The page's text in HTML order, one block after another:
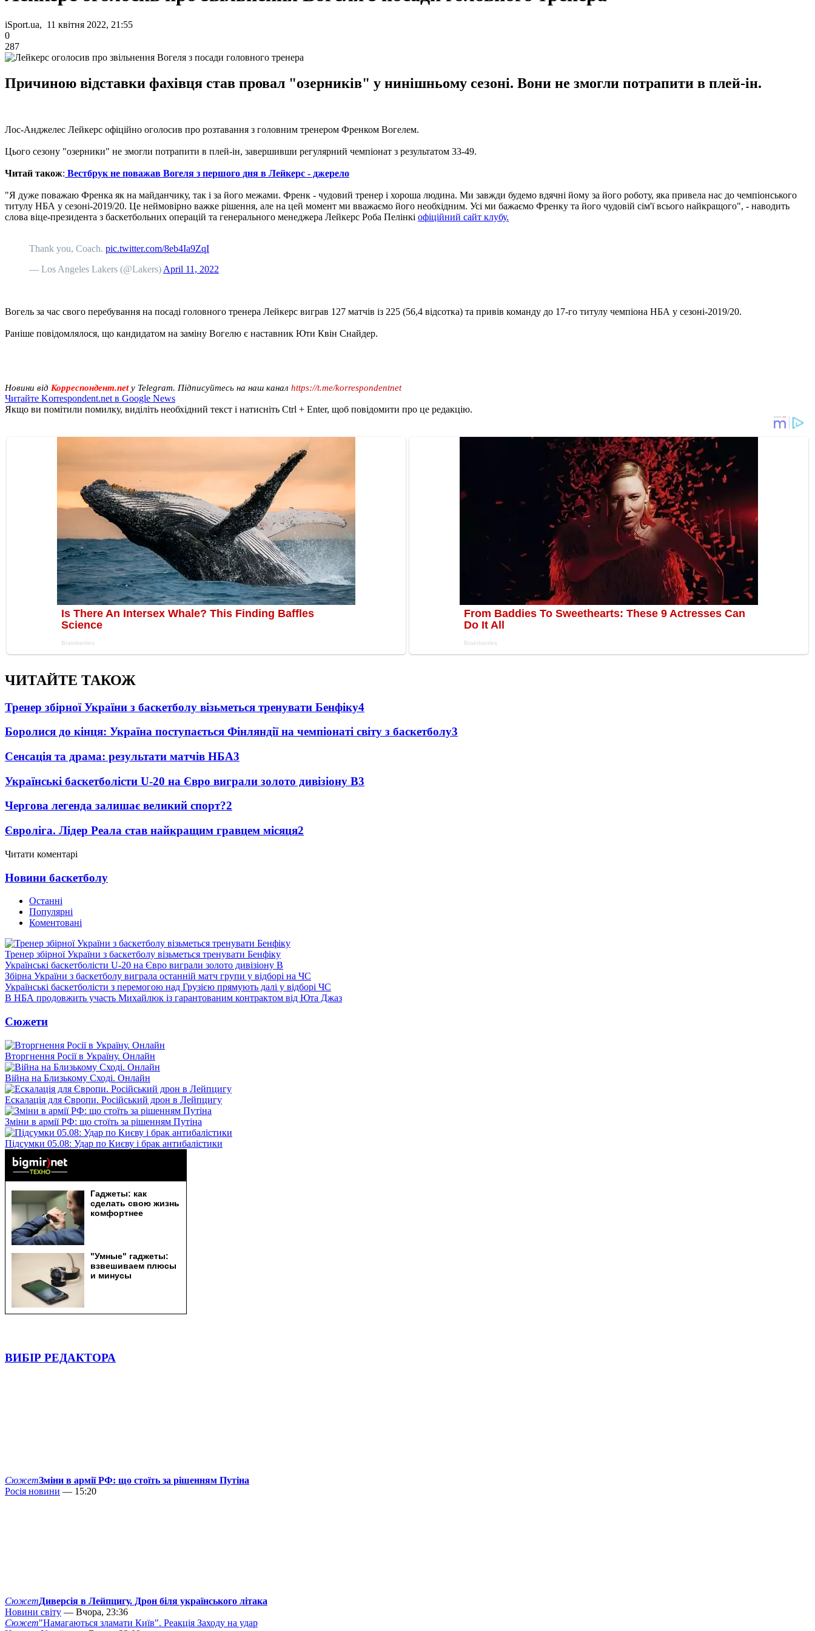
iSport.ua, 11 квітня 2022, 21:55
0
287
Причиною відставки фахівця став провал "озерників" у нинішньому сезоні. Вони не змогли потрапити в плей-ін.
Лос-Анджелес Лейкерс офіційно оголосив про розтавання з головним тренером Френком Вогелем.
Цього сезону "озерники" не змогли потрапити в плей-ін, завершивши регулярний чемпіонат з результатом 33-49.
Читай також: Вестбрук не поважав Вогеля з першого дня в Лейкерс - джерело
"Я дуже поважаю Френка як на майданчику, так і за його межами. Френк - чудовий тренер і хороша людина. Ми завжди будемо вдячні йому за його роботу, яка привела нас до чемпіонського
титулу НБА у сезоні-2019/20. Це неймовірно важке рішення, але на цей момент ми вважаємо його необхідним. Усі ми бажаємо Френку та його чудовій сім'ї всього найкращого", - наводить
слова віце-президента з баскетбольних операцій та генерального менеджера Лейкерс Роба Пелінкі офіційний сайт клубу.
Thank you, Coach. pic.twitter.com/8eb4Ia9ZqI
— Los Angeles Lakers (@Lakers) April 11, 2022
Вогель за час свого перебування на посаді головного тренера Лейкерс виграв 127 матчів із 225 (56,4 відсотка) та привів команду до 17-го титулу чемпіона НБА у сезоні-2019/20.
Раніше повідомлялося, що кандидатом на заміну Вогелю є наставник Юти Квін Снайдер.
Новини від Корреспондент.netу Telegram. Підписуйтесь на наш канал https://t.me/korrespondentnet
Читайте Korrespondent.net в Google News
Якщо ви помітили помилку, виділіть необхідний текст і натисніть Ctrl + Enter, щоб повідомити про це редакцію.
ЧИТАЙТЕ ТАКОЖ
Тренер збірної України з баскетболу візьметься тренувати Бенфіку4
Боролися до кінця: Україна поступається Фінляндії на чемпіонаті світу з баскетболу3
Сенсація та драма: результати матчів НБА3
Українські баскетболісти U-20 на Євро виграли золото дивізіону В3
Чергова легенда залишає великий спорт?2
Євроліга. Лідер Реала став найкращим гравцем місяця2
Читати коментарі
Новини баскетболу
Останні
Популярні
Коментовані
Тренер збірної України з баскетболу візьметься тренувати Бенфіку
Українські баскетболісти U-20 на Євро виграли золото дивізіону В
Збірна України з баскетболу виграла останній матч групи у відборі на ЧС
Українські баскетболісти з перемогою над Грузією прямують далі у відборі ЧС
В НБА продовжить участь Михайлюк із гарантованим контрактом від Юта Джаз
Сюжети
Вторгнення Росії в Україну. Онлайн
Війна на Близькому Сході. Онлайн
Ескалація для Європи. Російський дрон в Лейпцигу
Зміни в армії РФ: що стоїть за рішенням Путіна
Підсумки 05.08: Удар по Києву і брак антибалістики
ВИБІР РЕДАКТОРА
СюжетЗміни в армії РФ: що стоїть за рішенням Путіна
Росія новини — 15:20
СюжетДиверсія в Лейпцигу. Дрон біля українського літака
Новини світу — Вчора, 23:36
Сюжет"Намагаються зламати Київ". Реакція Заходу на удар